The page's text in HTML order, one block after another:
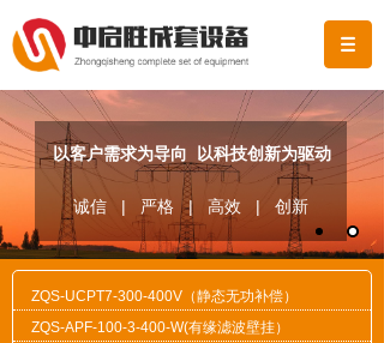
诚信 | 严格 | 高效 | 创新
以客户需求为导向 以科技创新为驱动
ZQS-UCPT7-300-400V（静态无功补偿）
ZQS-APF-100-3-400-W(有缘滤波壁挂）